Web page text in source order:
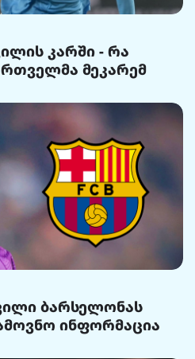
კარში - რა
მეკარემ
ბარსელონას
ინფორმაცია